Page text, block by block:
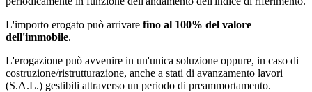
L'importo erogato può arrivare fino al 100% del valore
dell'immobile.
L'erogazione può avvenire in un'unica soluzione oppure, in caso di
costruzione/ristrutturazione, anche a stati di avanzamento lavori
(S.A.L.) gestibili attraverso un periodo di preammortamento.